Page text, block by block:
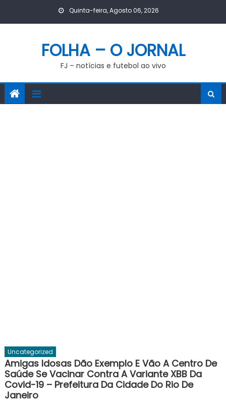
Quinta-feira, Agosto 06, 2026
FOLHA – O JORNAL
FJ – notícias e futebol ao vivo
Uncategorized
Amigas Idosas Dão Exemplo E Vão A Centro De
Saúde Se Vacinar Contra A Variante XBB Da
Covid-19 – Prefeitura Da Cidade Do Rio De
Janeiro